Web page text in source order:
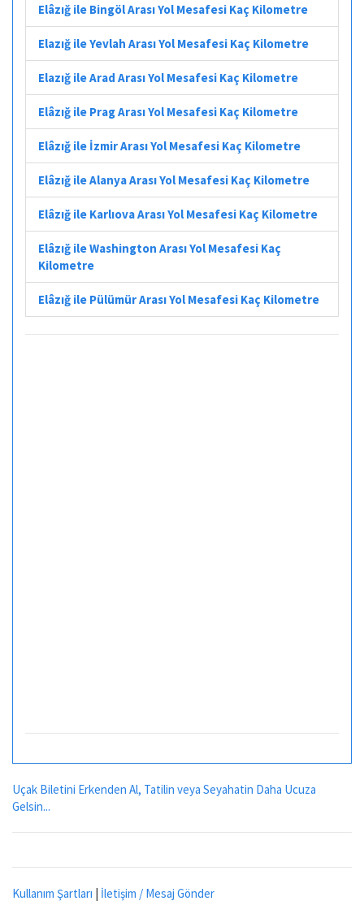
Elâzığ ile Bingöl Arası Yol Mesafesi Kaç Kilometre
Elazığ ile Yevlah Arası Yol Mesafesi Kaç Kilometre
Elazığ ile Arad Arası Yol Mesafesi Kaç Kilometre
Elâzığ ile Prag Arası Yol Mesafesi Kaç Kilometre
Elâzığ ile İzmir Arası Yol Mesafesi Kaç Kilometre
Elâzığ ile Alanya Arası Yol Mesafesi Kaç Kilometre
Elâzığ ile Karlıova Arası Yol Mesafesi Kaç Kilometre
Elâzığ ile Washington Arası Yol Mesafesi Kaç
Kilometre
Elâzığ ile Pülümür Arası Yol Mesafesi Kaç Kilometre
Uçak Biletini Erkenden Al, Tatilin veya Seyahatin Daha Ucuza
Gelsin...
Kullanım Şartları | İletişim / Mesaj Gönder